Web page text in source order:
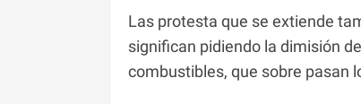
Las protesta que se extiende
significan pidiendo la dimisión
combustibles, que sobre pasan